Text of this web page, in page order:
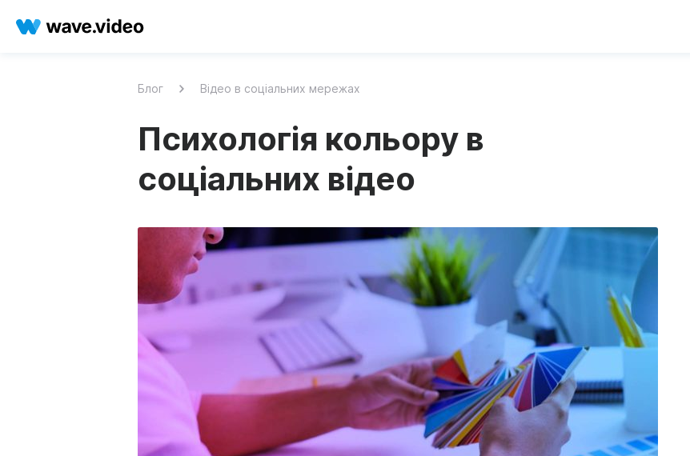
Блог Відео в соціальних мережах
Психологія кольору в
соціальних відео